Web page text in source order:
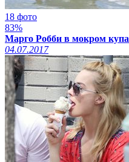
18 фото
83%
Марго Робби в мокром
04.07.2017